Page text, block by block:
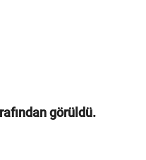
görüldü.